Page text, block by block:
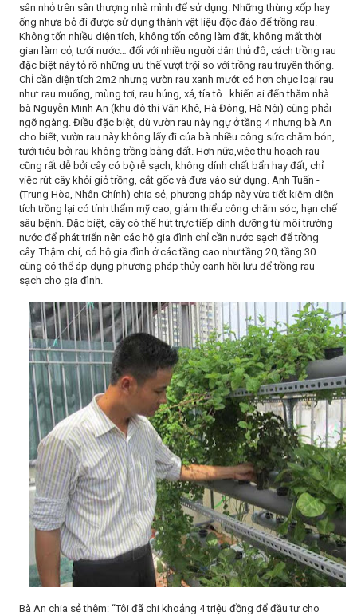
sân nhỏ trên sân thượng nhà mình để sử dụng. Những thùng xốp hay
ống nhựa bỏ đi được sử dụng thành vật liệu độc đáo để trồng rau.
Không tốn nhiều diện tích, không tốn công làm đất, không mất thời
gian làm cỏ, tưới nước… đối với nhiều người dân thủ đô, cách trồng rau
đặc biệt này tỏ rõ những ưu thế vượt trội so với trồng rau truyền thống.
Chỉ cần diện tích 2m2 nhưng vườn rau xanh mướt có hơn chục loại rau
như: rau muống, mùng tơi, rau húng, xả, tía tô…khiến ai đến thăm nhà
bà Nguyễn Minh An (khu đô thị Văn Khê, Hà Đông, Hà Nội) cũng phải
ngỡ ngàng. Điều đặc biệt, dù vườn rau này ngự ở tầng 4 nhưng bà An
cho biết, vườn rau này không lấy đi của bà nhiều công sức chăm bón,
tưới tiêu bởi rau không trồng bằng đất. Hơn nữa,việc thu hoạch rau
cũng rất dễ bởi cây có bộ rễ sạch, không dính chất bẩn hay đất, chỉ
việc rút cây khỏi giỏ trồng, cắt gốc và đưa vào sử dụng. Anh Tuấn -
(Trung Hòa, Nhân Chính) chia sẻ, phương pháp này vừa tiết kiệm diện
tích trồng lại có tính thẩm mỹ cao, giảm thiểu công chăm sóc, hạn chế
sâu bệnh. Đặc biệt, cây có thể hút trực tiếp dinh dưỡng từ môi trường
nước để phát triển nên các hộ gia đình chỉ cần nước sạch để trồng
cây. Thậm chí, có hộ gia đình ở các tầng cao như tầng 20, tầng 30
cũng có thể áp dụng phương pháp thủy canh hồi lưu để trồng rau
sạch cho gia đình.
Bà An chia sẻ thêm: “Tôi đã chi khoảng 4 triệu đồng để đầu tư cho